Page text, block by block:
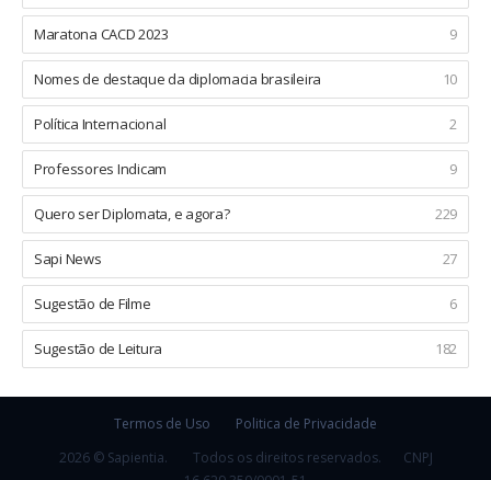
Maratona CACD 2023 9
Nomes de destaque da diplomacia brasileira 10
Política Internacional 2
Professores Indicam 9
Quero ser Diplomata, e agora? 229
Sapi News 27
Sugestão de Filme 6
Sugestão de Leitura 182
Termos de Uso
Politica de Privacidade
2026 © Sapientia.
Todos os direitos reservados.
CNPJ